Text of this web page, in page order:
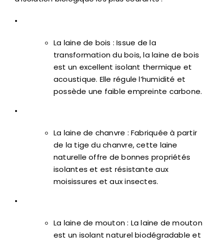
•
La laine de bois : Issue de la
transformation du bois, la laine de bois
est un excellent isolant thermique et
acoustique. Elle régule l’humidité et
possède une faible empreinte carbone.
•
La laine de chanvre : Fabriquée à partir
de la tige du chanvre, cette laine
naturelle offre de bonnes propriétés
isolantes et est résistante aux
moisissures et aux insectes.
•
La laine de mouton : La laine de mouton
est un isolant naturel biodégradable et